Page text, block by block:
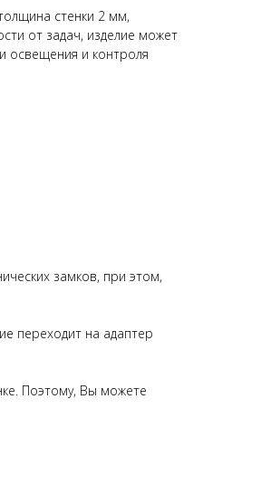
стенки 2 мм,
от задач, изделие может
освещения и контроля
замков, при этом,
переходит на адаптер
Поэтому, Вы можете